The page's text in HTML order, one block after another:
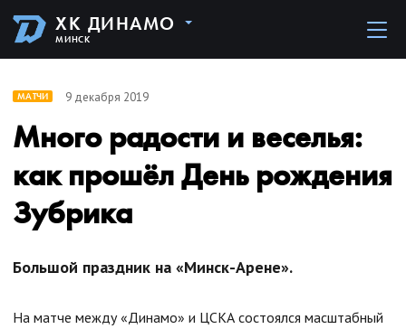
ХК ДИНАМО
МИНСК
МАТЧИ 9 декабря 2019
Много радости и веселья:
как прошёл День рождения
Зубрика
Большой праздник на «Минск-Арене».
На матче между «Динамо» и ЦСКА состоялся масштабный